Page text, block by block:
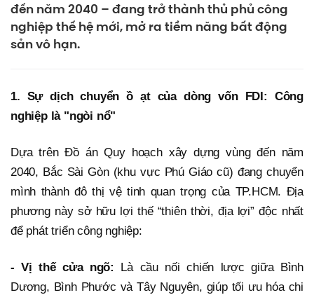
đến năm 2040 – đang trở thành thủ phủ công
nghiệp thế hệ mới, mở ra tiềm năng bất động
sản vô hạn.
1. Sự dịch chuyển ồ ạt của dòng vốn FDI: Công
nghiệp là "ngòi nổ"
Dựa trên Đồ án Quy hoạch xây dựng vùng đến năm
2040, Bắc Sài Gòn (khu vực Phú Giáo cũ) đang chuyển
mình thành đô thị vệ tinh quan trọng của TP.HCM. Địa
phương này sở hữu lợi thế “thiên thời, địa lợi” độc nhất
để phát triển công nghiệp:
- Vị thế cửa ngõ: Là cầu nối chiến lược giữa Bình
Dương, Bình Phước và Tây Nguyên, giúp tối ưu hóa chi